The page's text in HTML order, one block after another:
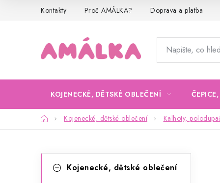
Kontakty Proč AMÁLKA? Doprava a platba
KOJENECKÉ, DĚTSKÉ OBLEČENÍ
DomůKojenecké, dětské oblečení Kalhoty,
kategorieKojenecké, dětské oblečení